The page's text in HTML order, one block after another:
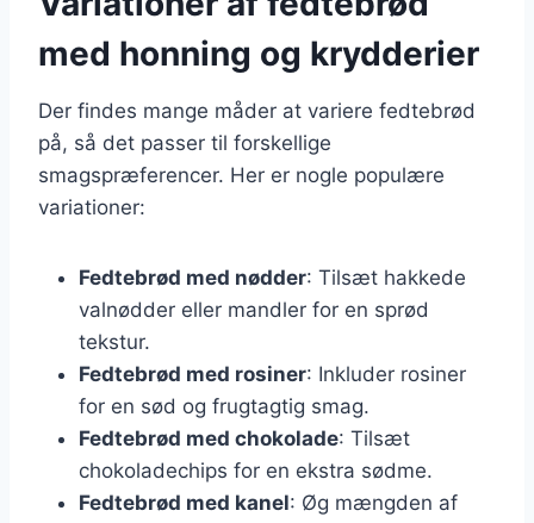
med honning og krydderier
Der findes mange måder at variere fedtebrød
på, så det passer til forskellige
smagspræferencer. Her er nogle populære
variationer:
Fedtebrød med nødder: Tilsæt hakkede
valnødder eller mandler for en sprød
tekstur.
Fedtebrød med rosiner: Inkluder rosiner
for en sød og frugtagtig smag.
Fedtebrød med chokolade: Tilsæt
chokoladechips for en ekstra sødme.
Fedtebrød med kanel: Øg mængden af